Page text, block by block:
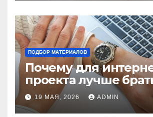
ПОДБОР МАТЕРИАЛОВ
Почему для
проекта лучше
отдельный сервер:
преимущества и
19 МАЯ, 2026 ADMIN